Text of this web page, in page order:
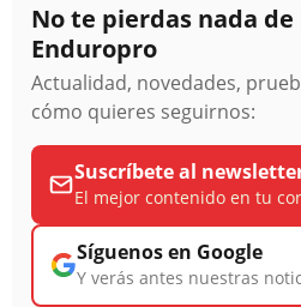
No te pierdas nada
Enduropro
Actualidad, novedades,
cómo quieres seguirnos:
Suscríbete al
El mejor contenido en tu
Síguenos en Google
Y verás antes nuestras